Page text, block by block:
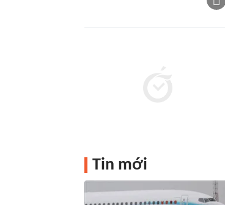
Tin mới